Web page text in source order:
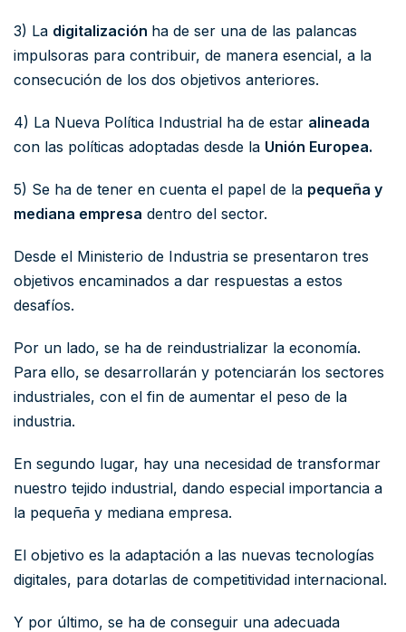
3) La digitalización ha de ser una de las palancas
impulsoras para contribuir, de manera esencial, a la
consecución de los dos objetivos anteriores.
4) La Nueva Política Industrial ha de estar alineada
con las políticas adoptadas desde la Unión Europea.
5) Se ha de tener en cuenta el papel de la pequeña y
mediana empresa dentro del sector.
Desde el Ministerio de Industria se presentaron tres
objetivos encaminados a dar respuestas a estos
desafíos.
Por un lado, se ha de reindustrializar la economía.
Para ello, se desarrollarán y potenciarán los sectores
industriales, con el fin de aumentar el peso de la
industria.
En segundo lugar, hay una necesidad de transformar
nuestro tejido industrial, dando especial importancia a
la pequeña y mediana empresa.
El objetivo es la adaptación a las nuevas tecnologías
digitales, para dotarlas de competitividad internacional.
Y por último, se ha de conseguir una adecuada